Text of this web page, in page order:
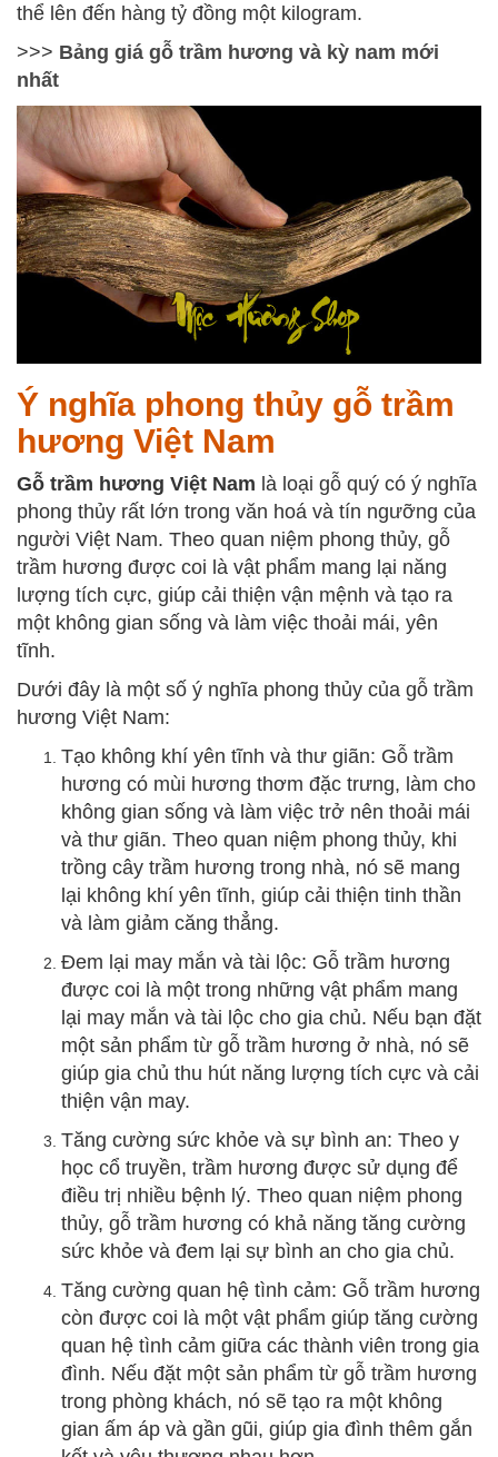
thể lên đến hàng tỷ đồng một kilogram.
>>> Bảng giá gỗ trầm hương và kỳ nam mới
nhất
Ý nghĩa phong thủy gỗ trầm
hương Việt Nam
Gỗ trầm hương Việt Nam là loại gỗ quý có ý nghĩa
phong thủy rất lớn trong văn hoá và tín ngưỡng của
người Việt Nam. Theo quan niệm phong thủy, gỗ
trầm hương được coi là vật phẩm mang lại năng
lượng tích cực, giúp cải thiện vận mệnh và tạo ra
một không gian sống và làm việc thoải mái, yên
tĩnh.
Dưới đây là một số ý nghĩa phong thủy của gỗ trầm
hương Việt Nam:
Tạo không khí yên tĩnh và thư giãn: Gỗ trầm
hương có mùi hương thơm đặc trưng, làm cho
không gian sống và làm việc trở nên thoải mái
và thư giãn. Theo quan niệm phong thủy, khi
trồng cây trầm hương trong nhà, nó sẽ mang
lại không khí yên tĩnh, giúp cải thiện tinh thần
và làm giảm căng thẳng.
Đem lại may mắn và tài lộc: Gỗ trầm hương
được coi là một trong những vật phẩm mang
lại may mắn và tài lộc cho gia chủ. Nếu bạn đặt
một sản phẩm từ gỗ trầm hương ở nhà, nó sẽ
giúp gia chủ thu hút năng lượng tích cực và cải
thiện vận may.
Tăng cường sức khỏe và sự bình an: Theo y
học cổ truyền, trầm hương được sử dụng để
điều trị nhiều bệnh lý. Theo quan niệm phong
thủy, gỗ trầm hương có khả năng tăng cường
sức khỏe và đem lại sự bình an cho gia chủ.
Tăng cường quan hệ tình cảm: Gỗ trầm hương
còn được coi là một vật phẩm giúp tăng cường
quan hệ tình cảm giữa các thành viên trong gia
đình. Nếu đặt một sản phẩm từ gỗ trầm hương
trong phòng khách, nó sẽ tạo ra một không
gian ấm áp và gần gũi, giúp gia đình thêm gắn